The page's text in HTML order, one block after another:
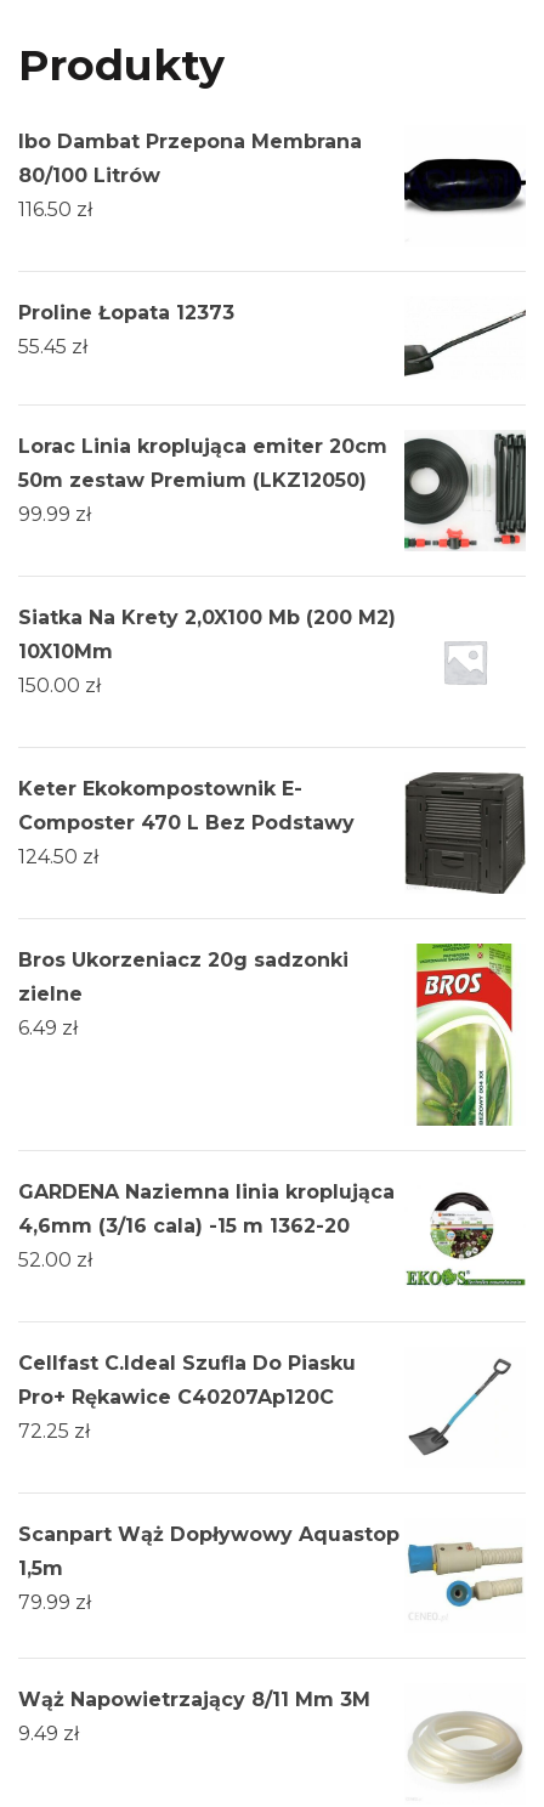
Produkty
Ibo Dambat Przepona Membrana
80/100 Litrów
116.50 zł
Proline Łopata 12373
55.45 zł
Lorac Linia kroplująca emiter 20cm
50m zestaw Premium (LKZ12050)
99.99 zł
Siatka Na Krety 2,0X100 Mb (200 M2)
10X10Mm
150.00 zł
Keter Ekokompostownik E-
Composter 470 L Bez Podstawy
124.50 zł
Bros Ukorzeniacz 20g sadzonki
zielne
6.49 zł
GARDENA Naziemna linia kroplująca
4,6mm (3/16 cala) -15 m 1362-20
52.00 zł
Cellfast C.Ideal Szufla Do Piasku
Pro+ Rękawice C40207Ap120C
72.25 zł
Scanpart Wąż Dopływowy Aquastop
1,5m
79.99 zł
Wąż Napowietrzający 8/11 Mm 3M
9.49 zł